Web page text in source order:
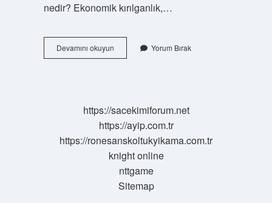
nedir? Ekonomik kırılganlık,…
Devamını okuyunKırılganlık
Türleri
Yorum Bırak
https://sacekimiforum.net
https://ayip.com.tr
https://ronesanskoltukyikama.com.tr
knight online
nttgame
Sitemap